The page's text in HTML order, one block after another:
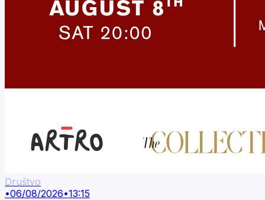
Društvo
•06/08/2026•13:15